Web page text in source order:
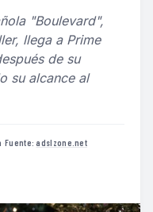
"Boulevard",
llega a Prime
de su
su alcance al
·Fuente:adslzone.net